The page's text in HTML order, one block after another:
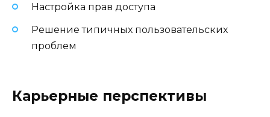
Настройка прав доступа
Решение типичных пользовательских
проблем
Карьерные перспективы